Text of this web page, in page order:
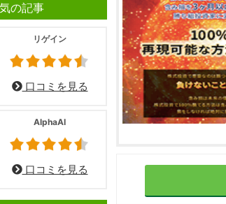
の記事
リゲイン
口コミを見る
AlphaAI
口コミを見る